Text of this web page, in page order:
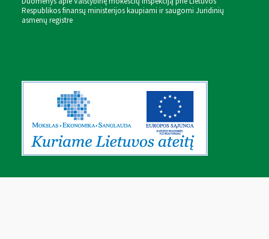
Respublikos finansų ministerijos kaupiami ir saugomi Juridinių
asmenų registre